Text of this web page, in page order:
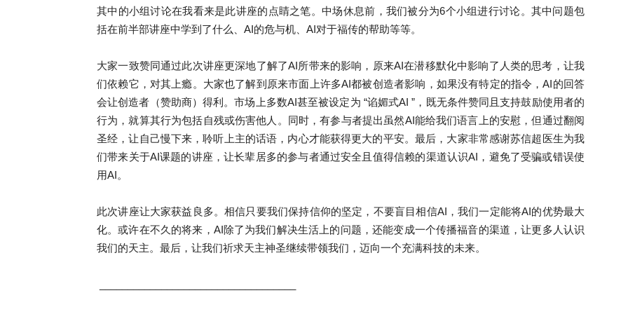
亚
会
其中的小组讨论在我看来是此讲座的点睛之笔。中场休息前， 我们被分为6个小组进行讨论。其中问题包
括在前半部讲座中学到了什么、 AI的危与机、 AI对于福传的帮助等等。
大家一致赞同通过此次讲座更深地了解了AI所带来的影响，原来AI在潜移默化中影响了人类的思考，让我
们依赖它，对其上瘾。大家也了解到原来市面上许多AI都被创造者影响， 如果没有特定的指令，AI的回答
会让创造者（赞助商）得利。市场上多数AI甚至被设定为 “谄媚式AI” ，既无条件赞同且支持鼓励使用者的
行为，就算其行为包括自残或伤害他人。同时，有参与者提出虽然AI能给我们语言上的安慰，但通过翻阅
圣经，让自己慢下来，聆听上主的话语，内心才能获得更大的平安。最后， 大家非常感谢苏信超医生为我
们带来关于AI课题的讲座，让长辈居多的参与者通过安全且值得信赖的渠道认识AI ，避免了受骗或错误使
用AI。
此次讲座让大家获益良多。相信只要我们保持信仰的坚定 ，不要盲目相信AI ，我们一定能将AI的优势最大
化。或许在不久的将来， AI除了为我们解决生活上的问题，还能变成一个传播福音的渠道，让更多人认识
我们的天主。 最后，让我们祈求天主神圣继续带领我们， 迈向一个充满科技的未来。